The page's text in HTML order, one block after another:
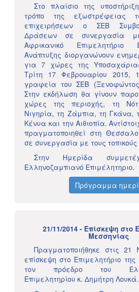
Στο πλαίσιο της
τρόπο της εξωστρέφειας
επιχειρήσεων ο ΣΕΒ
Δράσεων σε συνεργασία
Αφρικανικό Επιμελητήριο
Ανάπτυξης διοργανώνουν
για 7 χώρες της
Τρίτη 17 Φεβρουαρίου 2015,
γραφεία του ΣΕΒ
Στην εκδήλωση θα γίνουν
χώρες της περιοχής, τη
Νιγηρία, τη Ζάμπια, τη Γκάνα,
Κένυα και την Αιθιοπία.
πραγματοποιηθεί στη
σε συνεργασία με τους τοπικούς
Στην Ημερίδα
Ελληνοζαμπιανό Επιμέλητηριο.
Πρόγραμμα
21/11/2014 - Επίσκεψη στο
Μεσσηνίας
Πραγματοποιήθηκε στις 21
επίσκεψη στο Επιμελητήριο
τον πρόεδρο του
Επιμελητηρίου κ. Δημήτρη Λουκά.